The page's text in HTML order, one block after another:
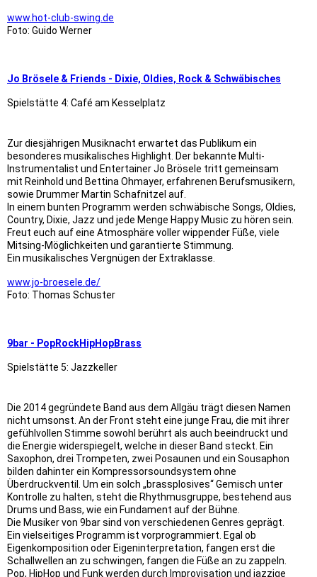
www.hot-club-swing.de
Foto: Guido Werner
Jo Brösele & Friends - Dixie, Oldies, Rock & Schwäbisches
Spielstätte 4: Café am Kesselplatz
Zur diesjährigen Musiknacht erwartet das Publikum ein
besonderes musikalisches Highlight. Der bekannte Multi-
Instrumentalist und Entertainer Jo Brösele tritt gemeinsam
mit Reinhold und Bettina Ohmayer, erfahrenen Berufsmusikern,
sowie Drummer Martin Schafnitzel auf.
In einem bunten Programm werden schwäbische Songs, Oldies,
Country, Dixie, Jazz und jede Menge Happy Music zu hören sein.
Freut euch auf eine Atmosphäre voller wippender Füße, viele
Mitsing-Möglichkeiten und garantierte Stimmung.
Ein musikalisches Vergnügen der Extraklasse.
www.jo-broesele.de/
Foto: Thomas Schuster
9bar - PopRockHipHopBrass
Spielstätte 5: Jazzkeller
Die 2014 gegründete Band aus dem Allgäu trägt diesen Namen
nicht umsonst. An der Front steht eine junge Frau, die mit ihrer
gefühlvollen Stimme sowohl berührt als auch beeindruckt und
die Energie widerspiegelt, welche in dieser Band steckt. Ein
Saxophon, drei Trompeten, zwei Posaunen und ein Sousaphon
bilden dahinter ein Kompressorsoundsystem ohne
Überdruckventil. Um ein solch „brassplosives“ Gemisch unter
Kontrolle zu halten, steht die Rhythmusgruppe, bestehend aus
Drums und Bass, wie ein Fundament auf der Bühne.
Die Musiker von 9bar sind von verschiedenen Genres geprägt.
Ein vielseitiges Programm ist vorprogrammiert. Egal ob
Eigenkomposition oder Eigeninterpretation, fangen erst die
Schallwellen an zu schwingen, fangen die Füße an zu zappeln.
Pop, HipHop und Funk werden durch Improvisation und jazzige